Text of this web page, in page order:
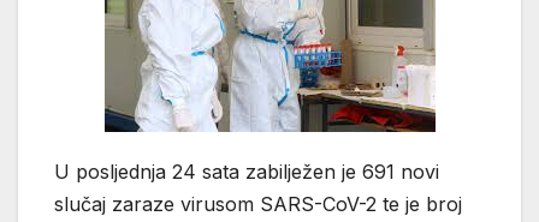
U posljednja 24 sata zabilježen je 691 novi
slučaj zaraze virusom SARS-CoV-2 te je broj